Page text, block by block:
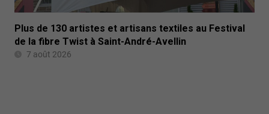
Plus de 130 artistes et artisans textiles au Festival
de la fibre Twist à Saint-André-Avellin
7 août 2026